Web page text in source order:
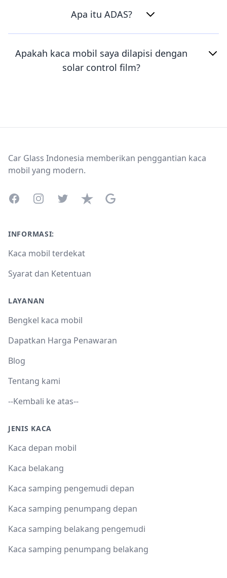
Apa itu ADAS?
Apakah kaca mobil saya dilapisi dengan
solar control film?
Car Glass Indonesia memberikan penggantian kaca
mobil yang modern.
FacebookInstagramTwitterTrustpilotGoogle Business Profile
INFORMASI:
Kaca mobil terdekat
Syarat dan Ketentuan
LAYANAN
Bengkel kaca mobil
Dapatkan Harga Penawaran
Blog
Tentang kami
--Kembali ke atas--
JENIS KACA
Kaca depan mobil
Kaca belakang
Kaca samping pengemudi depan
Kaca samping penumpang depan
Kaca samping belakang pengemudi
Kaca samping penumpang belakang